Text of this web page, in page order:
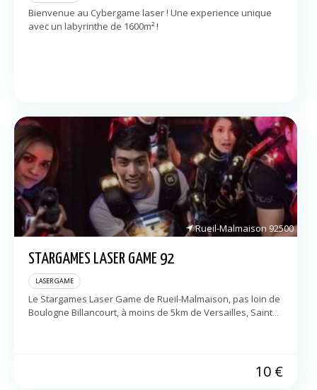
Bienvenue au Cybergame laser ! Une experience unique
avec un labyrinthe de 1600m² !
Rueil-Malmaison 92500
STARGAMES LASER GAME 92
LASER GAME
Le Stargames Laser Game de Rueil-Malmaison, pas loin de
Boulogne Billancourt, à moins de 5km de Versailles, Saint
10 €